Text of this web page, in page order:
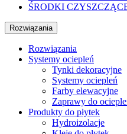
ŚRODKI
Rozwiązania
Rozwiązania
Systemy ociepleń
Tynki dekoracyjne
Systemy ociepleń
Farby elewacyjne
Zaprawy do
Produkty do płytek
Hydroizolacje